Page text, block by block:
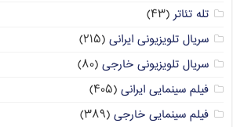
تله تئاتر (۴۳)
سریال تلویزیونی ایرانی (۲۱۵)
سریال تلویزیونی خارجی (۸۰)
فیلم سینمایی ایرانی (۴۰۵)
فیلم سینمایی خارجی (۳۸۹)